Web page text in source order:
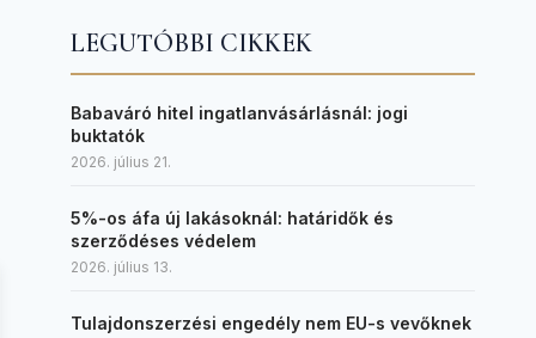
LEGUTÓBBI CIKKEK
Babaváró hitel ingatlanvásárlásnál: jogi
buktatók
2026. július 21.
5%-os áfa új lakásoknál: határidők és
szerződéses védelem
2026. július 13.
Tulajdonszerzési engedély nem EU-s vevőknek